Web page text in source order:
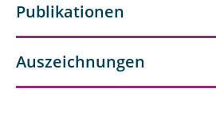
Publikationen
Auszeichnungen